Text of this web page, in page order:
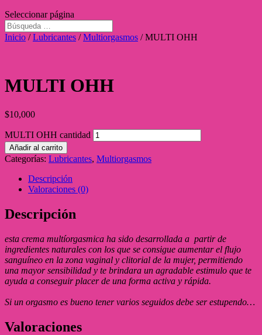
Seleccionar página
Inicio /Lubricantes /Multiorgasmos / MULTI OHH
MULTI OHH
$10,000
MULTI OHH cantidad
Añadir al carrito
Categorías: Lubricantes, Multiorgasmos
Descripción
Valoraciones (0)
Descripción
esta crema multíorgasmica ha sido desarrollada a partir de
ingredientes naturales con los que se consigue aumentar el flujo
sanguíneo en la zona vaginal y clitorial de la mujer, permitiendo
una mayor sensibilidad y te brindara un agradable estimulo que te
ayuda a conseguir placer de una forma activa y rápida.
Si un orgasmo es bueno tener varios seguidos debe ser estupendo…
Valoraciones